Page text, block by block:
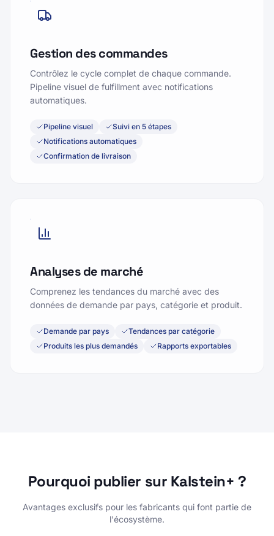
Gestion des commandes
Contrôlez le cycle complet de chaque commande.
Pipeline visuel de fulfillment avec notifications
automatiques.
Pipeline visuel
Suivi en 5 étapes
Notifications automatiques
Confirmation de livraison
Analyses de marché
Comprenez les tendances du marché avec des
données de demande par pays, catégorie et produit.
Demande par pays
Tendances par catégorie
Produits les plus demandés
Rapports exportables
Pourquoi publier sur Kalstein+ ?
Avantages exclusifs pour les fabricants qui font partie de
l'écosystème.